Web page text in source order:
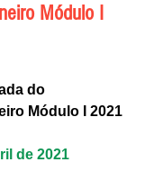
Módulo I
do
Módulo I 2021
de 2021